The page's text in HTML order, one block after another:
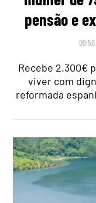
pensão e
09:50
Recebe 2.300€
viver com
reformada